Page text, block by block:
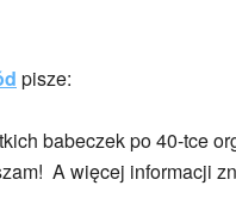
pisze:
babeczek po 40-tce
A więcej informacji